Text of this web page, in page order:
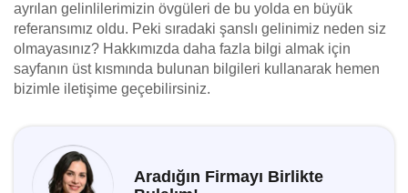
ayrılan gelinlilerimizin övgüleri de bu yolda en büyük
referansımız oldu. Peki sıradaki şanslı gelinimiz neden siz
olmayasınız? Hakkımızda daha fazla bilgi almak için
sayfanın üst kısmında bulunan bilgileri kullanarak hemen
bizimle iletişime geçebilirsiniz.
Aradığın Firmayı Birlikte